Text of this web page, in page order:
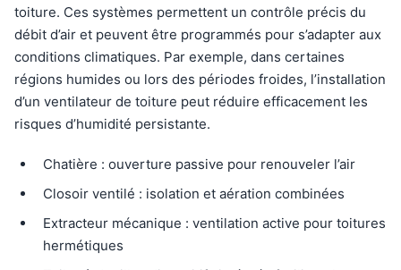
toiture. Ces systèmes permettent un contrôle précis du
débit d’air et peuvent être programmés pour s’adapter aux
conditions climatiques. Par exemple, dans certaines
régions humides ou lors des périodes froides, l’installation
d’un ventilateur de toiture peut réduire efficacement les
risques d’humidité persistante.
Chatière : ouverture passive pour renouveler l’air
Closoir ventilé : isolation et aération combinées
Extracteur mécanique : ventilation active pour toitures
hermétiques